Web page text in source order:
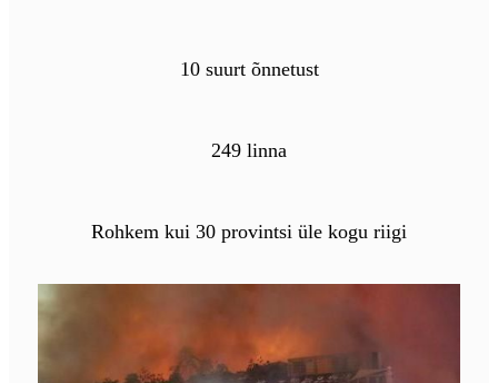
10 suurt õnnetust
249 linna
Rohkem kui 30 provintsi üle kogu riigi